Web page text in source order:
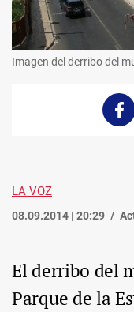
Imagen del derribo del
LA VOZ
08.09.2014 | 20:29
El derribo del
Parque de la